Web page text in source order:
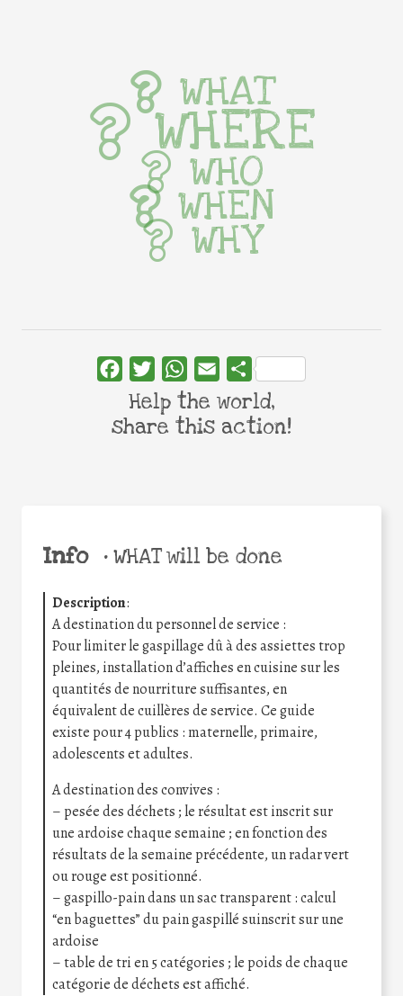
Info •WHAT will be done
Description:
A destination du personnel de service :
Pour limiter le gaspillage dû à des assiettes trop
pleines, installation d’affiches en cuisine sur les
quantités de nourriture suffisantes, en
équivalent de cuillères de service. Ce guide
existe pour 4 publics : maternelle, primaire,
adolescents et adultes.
A destination des convives :
– pesée des déchets ; le résultat est inscrit sur
une ardoise chaque semaine ; en fonction des
résultats de la semaine précédente, un radar vert
ou rouge est positionné.
– gaspillo-pain dans un sac transparent : calcul
“en baguettes” du pain gaspillé suinscrit sur une
ardoise
– table de tri en 5 catégories ; le poids de chaque
catégorie de déchets est affiché.
WHAT
WHERE
WHO
WHEN
WHY
FacebookTwitterWhatsApp
Email Share
Help the world,
share this action!